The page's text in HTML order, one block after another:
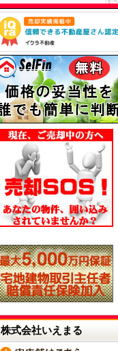
株式会社いえまる